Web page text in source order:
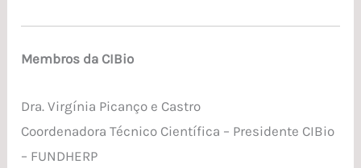
Membros da CIBio
Dra. Virgínia Picanço e Castro
Coordenadora Técnico Científica – Presidente CIBio
– FUNDHERP